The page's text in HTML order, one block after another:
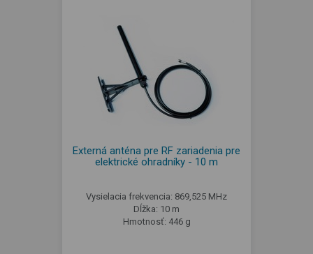
Externá anténa pre RF zariadenia pre
elektrické ohradníky - 10 m
Vysielacia frekvencia: 869,525 MHz
Dĺžka: 10 m
Hmotnosť: 446 g